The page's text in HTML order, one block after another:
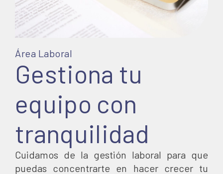
Área Laboral
Gestiona tu
equipo con
tranquilidad
Cuidamos de la gestión laboral para que
puedas concentrarte en hacer crecer tu